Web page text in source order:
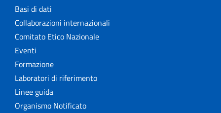
Basi di dati
Collaborazioni internazionali
Comitato Etico Nazionale
Eventi
Formazione
Laboratori di riferimento
Linee guida
Organismo Notificato